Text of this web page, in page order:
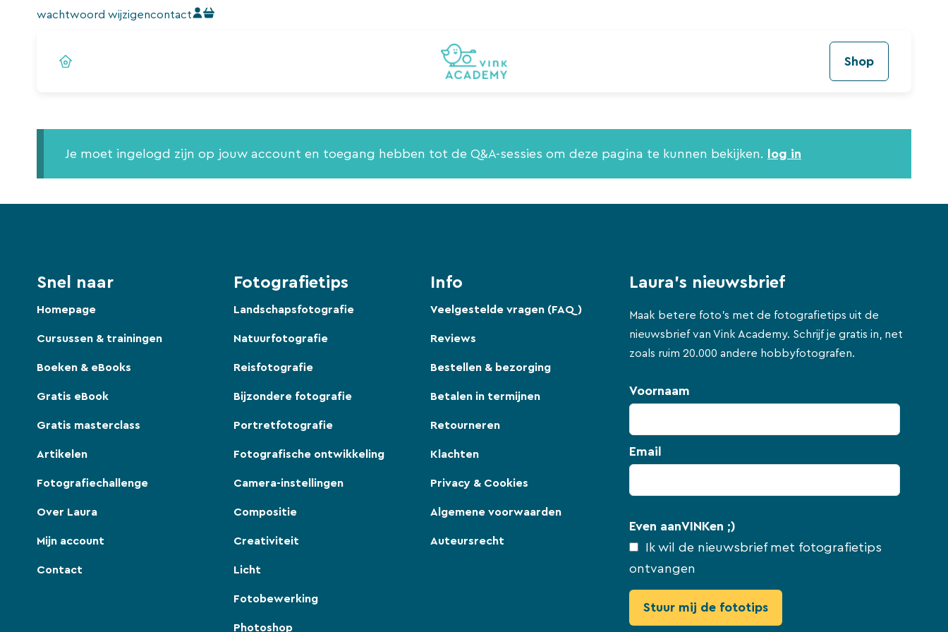
wachtwoord wijzigencontact
Shop
Je moet ingelogd zijn op jouw account en toegang hebben tot de Q&A-sessies om deze pagina te kunnen bekijken. log in
Snel naar
Homepage
Cursussen & trainingen
Boeken & eBooks
Gratis eBook
Gratis masterclass
Artikelen
Fotografiechallenge
Over Laura
Mijn account
Contact
Fotografietips
Landschapsfotografie
Natuurfotografie
Reisfotografie
Bijzondere fotografie
Portretfotografie
Fotografische ontwikkeling
Camera-instellingen
Compositie
Creativiteit
Licht
Fotobewerking
Photoshop
Info
Veelgestelde vragen (FAQ)
Reviews
Bestellen & bezorging
Betalen in termijnen
Retourneren
Klachten
Privacy & Cookies
Algemene voorwaarden
Auteursrecht
Laura's nieuwsbrief
Maak betere foto's met de fotografietips uit de
nieuwsbrief van Vink Academy. Schrijf je gratis in, net
zoals ruim 20.000 andere hobbyfotografen.
Voornaam
Email
Even aanVINKen ;)
Ik wil de nieuwsbrief met fotografietips
ontvangen